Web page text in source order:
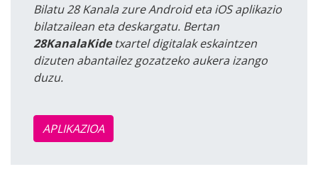
Bilatu 28 Kanala zure Android eta iOS aplikazio
bilatzailean eta deskargatu. Bertan
28KanalaKidetxartel digitalak eskaintzen
dizuten abantailez gozatzeko aukera izango
duzu.
APLIKAZIOA